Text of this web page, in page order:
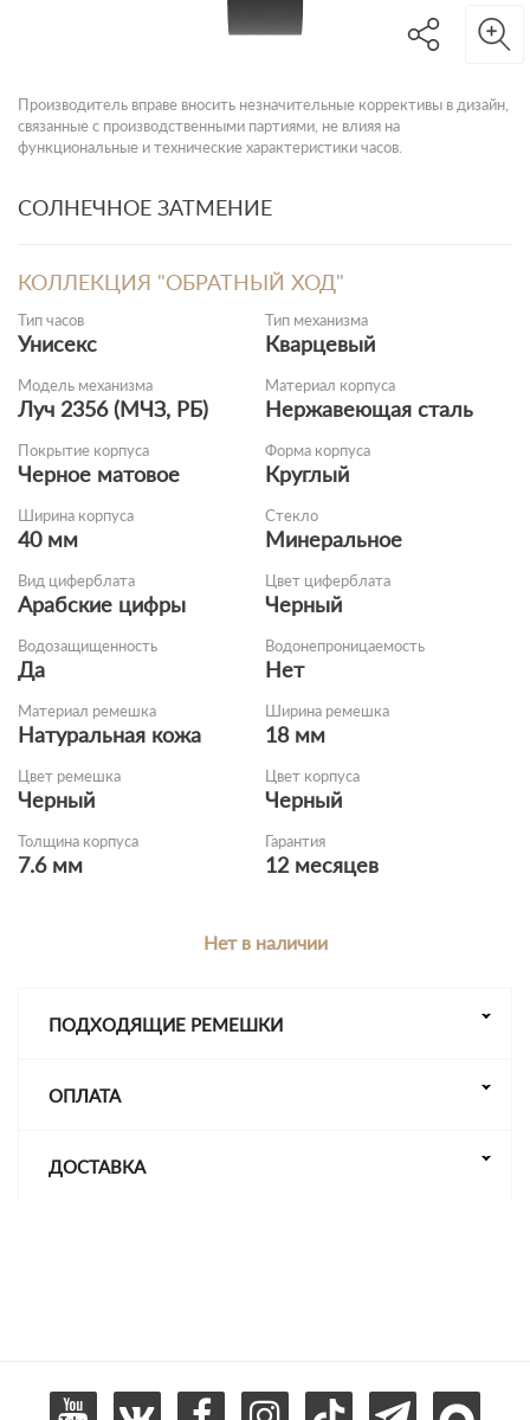
Производитель вправе вносить незначительные коррективы в дизайн,
связанные с производственными партиями, не влияя на
функциональные и технические характеристики часов.
СОЛНЕЧНОЕ ЗАТМЕНИЕ
КОЛЛЕКЦИЯ "ОБРАТНЫЙ ХОД"
Тип часов
Унисекс
Тип механизма
Кварцевый
Модель механизма
Луч 2356 (МЧЗ, РБ)
Материал корпуса
Нержавеющая сталь
Покрытие корпуса
Черное матовое
Форма корпуса
Круглый
Ширина корпуса
40 мм
Стекло
Минеральное
Вид циферблата
Арабские цифры
Цвет циферблата
Черный
Водозащищенность
Да
Водонепроницаемость
Нет
Материал ремешка
Натуральная кожа
Ширина ремешка
18 мм
Цвет ремешка
Черный
Цвет корпуса
Черный
Толщина корпуса
7.6 мм
Гарантия
12 месяцев
Нет в наличии
ПОДХОДЯЩИЕ РЕМЕШКИ
ОПЛАТА
ДОСТАВКА